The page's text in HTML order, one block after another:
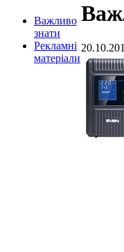
Важливо
знати
Рекламні
матеріали